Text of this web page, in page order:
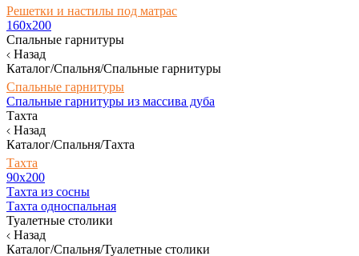
Решетки и настилы под матрас
160х200
Спальные гарнитуры
Назад
Каталог/Спальня/Спальные гарнитуры
Спальные гарнитуры
Спальные гарнитуры из массива дуба
Тахта
Назад
Каталог/Спальня/Тахта
Тахта
90х200
Тахта из сосны
Тахта односпальная
Туалетные столики
Назад
Каталог/Спальня/Туалетные столики